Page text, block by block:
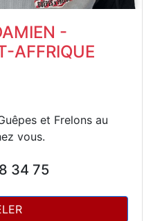
-
AFFRIQUE
et Frelons au
vous.
34 75